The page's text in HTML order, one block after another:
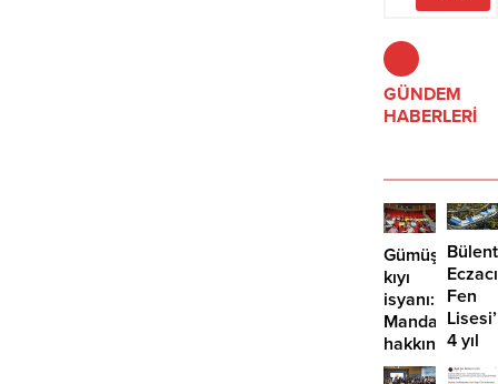
GÜNDEM
HABERLERİ
Gümüşlük’te
kıyı
isyanı:
Mandalinci
hakkında
suç
Bülent
Fen
4 yıl
geçti,